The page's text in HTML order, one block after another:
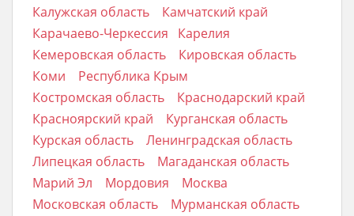
Калужская область
Камчатский край
Карачаево-Черкессия
Карелия
Кемеровская область
Кировская область
Коми
Республика Крым
Костромская область
Краснодарский край
Красноярский край
Курганская область
Курская область
Ленинградская область
Липецкая область
Магаданская область
Марий Эл
Мордовия
Москва
Московская область
Мурманская область